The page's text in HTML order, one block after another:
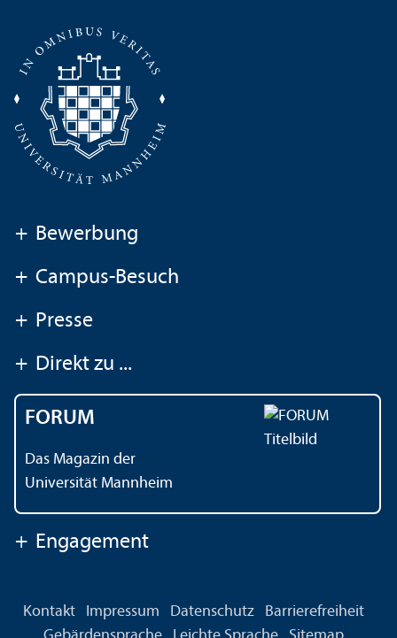
+ Bewerbung
+ Campus-Besuch
+ Presse
+ Direkt zu ...
FORUM
Das Magazin der
Universität Mannheim
+ Engagement
Kontakt Impressum Datenschutz
Barrierefreiheit